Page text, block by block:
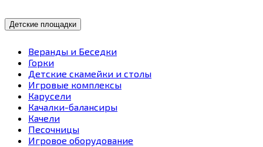
Детские площадки
Веранды и Беседки
Горки
Детские скамейки и столы
Игровые комплексы
Карусели
Качалки-балансиры
Качели
Песочницы
Игровое оборудование